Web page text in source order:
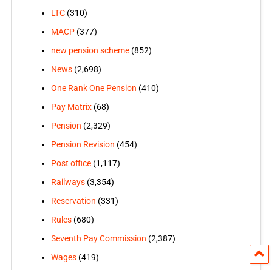
LTC(310)
MACP(377)
new pension scheme(852)
News(2,698)
One Rank One Pension (410)
Pay Matrix(68)
Pension (2,329)
Pension Revision (454)
Post office(1,117)
Railways(3,354)
Reservation (331)
Rules(680)
Seventh Pay Commission (2,387)
Wages(419)